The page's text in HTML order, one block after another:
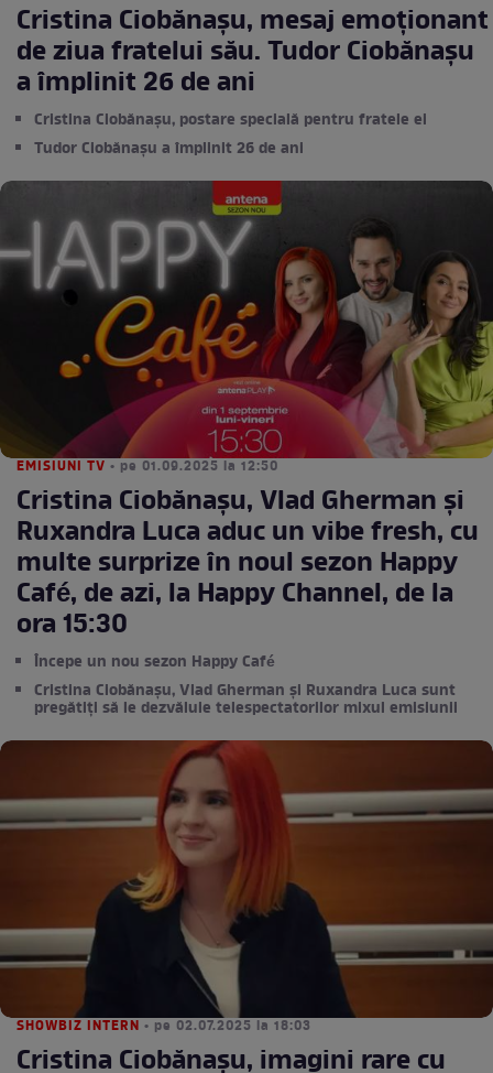
Cristina Ciobănașu, mesaj emoționant
de ziua fratelui său. Tudor Ciobănașu
a împlinit 26 de ani
Cristina Ciobănașu, postare specială pentru fratele ei
Tudor Ciobănașu a împlinit 26 de ani
EMISIUNI TV • pe 01.09.2025 la 12:50
Cristina Ciobănașu, Vlad Gherman și
Ruxandra Luca aduc un vibe fresh, cu
multe surprize în noul sezon Happy
Café, de azi, la Happy Channel, de la
ora 15:30
Începe un nou sezon Happy Café
Cristina Ciobănașu, Vlad Gherman și Ruxandra Luca sunt
pregătiți să le dezvăluie telespectatorilor mixul emisiunii
SHOWBIZ INTERN • pe 02.07.2025 la 18:03
Cristina Ciobănașu, imagini rare cu